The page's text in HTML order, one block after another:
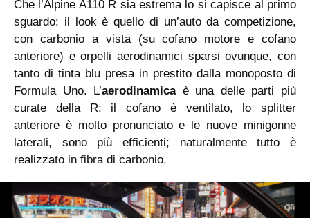
Che l’Alpine A110 R sia estrema lo si capisce al primo
sguardo: il look è quello di un’auto da competizione,
con carbonio a vista (su cofano motore e cofano
anteriore) e orpelli aerodinamici sparsi ovunque, con
tanto di tinta blu presa in prestito dalla monoposto di
Formula Uno. L’aerodinamicaè una delle parti più
curate della R: il cofano è ventilato, lo splitter
anteriore è molto pronunciato e le nuove minigonne
laterali, sono più efficienti; naturalmente tutto è
realizzato in fibra di carbonio.